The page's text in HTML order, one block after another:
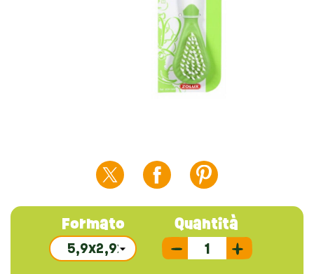
Quantità
Formato